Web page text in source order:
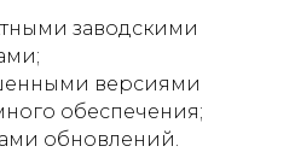
заводскими
версиями
обеспечения;
обновлений.